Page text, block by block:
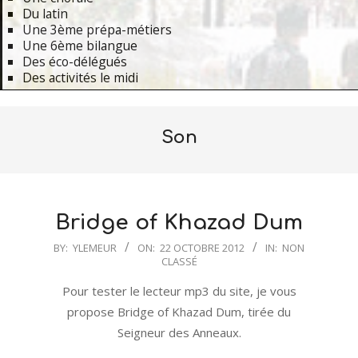
Du latin
Une 3ème prépa-métiers
Une 6ème bilangue
Des éco-délégués
Des activités le midi
Son
Bridge of Khazad Dum
2012-
BY: YLEMEUR ON: 22 OCTOBRE 2012 IN: NON
CLASSÉ
Pour tester le lecteur mp3 du site, je vous
propose Bridge of Khazad Dum, tirée du
Seigneur des Anneaux.